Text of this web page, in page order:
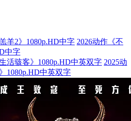
2026动作《不
中字
2025动
1080p.HD中英双字